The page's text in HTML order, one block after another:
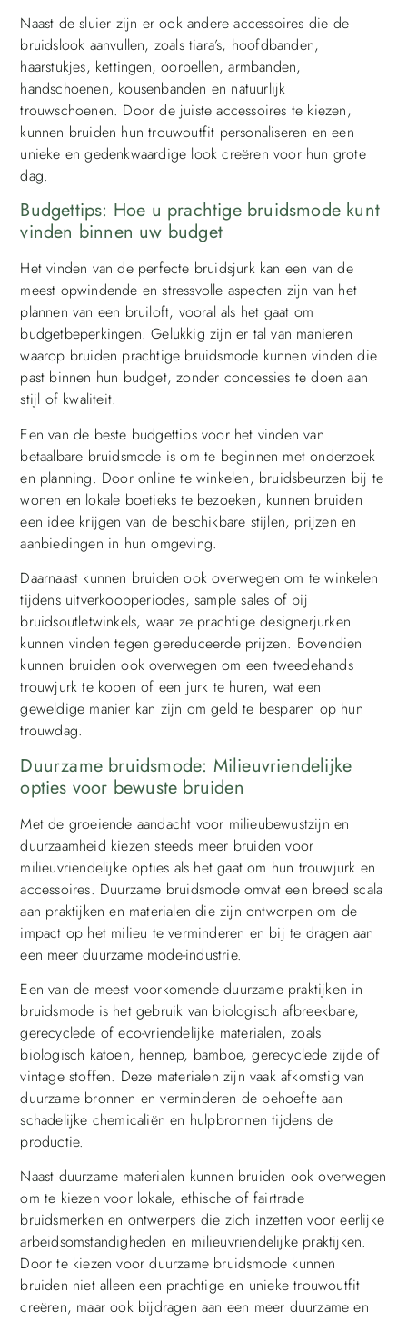
Naast de sluier zijn er ook andere accessoires die de
bruidslook aanvullen, zoals tiara’s, hoofdbanden,
haarstukjes, kettingen, oorbellen, armbanden,
handschoenen, kousenbanden en natuurlijk
trouwschoenen. Door de juiste accessoires te kiezen,
kunnen bruiden hun trouwoutfit personaliseren en een
unieke en gedenkwaardige look creëren voor hun grote
dag.
Budgettips: Hoe u prachtige bruidsmode kunt
vinden binnen uw budget
Het vinden van de perfecte bruidsjurk kan een van de
meest opwindende en stressvolle aspecten zijn van het
plannen van een bruiloft, vooral als het gaat om
budgetbeperkingen. Gelukkig zijn er tal van manieren
waarop bruiden prachtige bruidsmode kunnen vinden die
past binnen hun budget, zonder concessies te doen aan
stijl of kwaliteit.
Een van de beste budgettips voor het vinden van
betaalbare bruidsmode is om te beginnen met onderzoek
en planning. Door online te winkelen, bruidsbeurzen bij te
wonen en lokale boetieks te bezoeken, kunnen bruiden
een idee krijgen van de beschikbare stijlen, prijzen en
aanbiedingen in hun omgeving.
Daarnaast kunnen bruiden ook overwegen om te winkelen
tijdens uitverkoopperiodes, sample sales of bij
bruidsoutletwinkels, waar ze prachtige designerjurken
kunnen vinden tegen gereduceerde prijzen. Bovendien
kunnen bruiden ook overwegen om een tweedehands
trouwjurk te kopen of een jurk te huren, wat een
geweldige manier kan zijn om geld te besparen op hun
trouwdag.
Duurzame bruidsmode: Milieuvriendelijke
opties voor bewuste bruiden
Met de groeiende aandacht voor milieubewustzijn en
duurzaamheid kiezen steeds meer bruiden voor
milieuvriendelijke opties als het gaat om hun trouwjurk en
accessoires. Duurzame bruidsmode omvat een breed scala
aan praktijken en materialen die zijn ontworpen om de
impact op het milieu te verminderen en bij te dragen aan
een meer duurzame mode-industrie.
Een van de meest voorkomende duurzame praktijken in
bruidsmode is het gebruik van biologisch afbreekbare,
gerecyclede of eco-vriendelijke materialen, zoals
biologisch katoen, hennep, bamboe, gerecyclede zijde of
vintage stoffen. Deze materialen zijn vaak afkomstig van
duurzame bronnen en verminderen de behoefte aan
schadelijke chemicaliën en hulpbronnen tijdens de
productie.
Naast duurzame materialen kunnen bruiden ook overwegen
om te kiezen voor lokale, ethische of fairtrade
bruidsmerken en ontwerpers die zich inzetten voor eerlijke
arbeidsomstandigheden en milieuvriendelijke praktijken.
Door te kiezen voor duurzame bruidsmode kunnen
bruiden niet alleen een prachtige en unieke trouwoutfit
creëren, maar ook bijdragen aan een meer duurzame en